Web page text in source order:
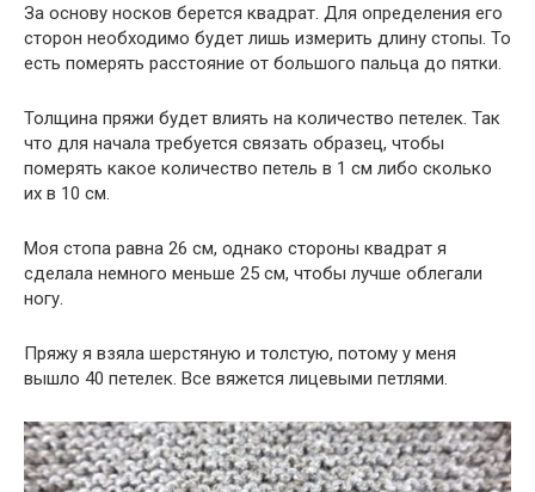
За основу носков берется квадрат. Для определения его
сторон необходимо будет лишь измерить длину стопы. То
есть померять расстояние от большого пальца до пятки.
Толщина пряжи будет влиять на количество петелек. Так
что для начала требуется связать образец, чтобы
померять какое количество петель в 1 см либо сколько
их в 10 см.
Моя стопа равна 26 см, однако стороны квадрат я
сделала немного меньше 25 см, чтобы лучше облегали
ногу.
Пряжу я взяла шерстяную и толстую, потому у меня
вышло 40 петелек. Все вяжется лицевыми петлями.